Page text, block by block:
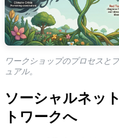
ワークショップのプロセスと
ュアル。
ソーシャルネッ
トワークへ